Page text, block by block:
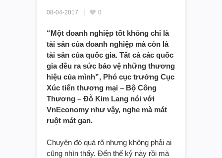
08-04-2017 0
“Một doanh nghiệp tốt không chỉ là
tài sản của doanh nghiệp mà còn là
tài sản của quốc gia. Tất cả các quốc
gia đều ra sức bảo vệ những thương
hiệu của mình”, Phó cục trưởng Cục
Xúc tiến thương mại – Bộ Công
Thương – Đỗ Kim Lang nói với
VnEconomy như vậy, nghe mà mát
ruột mát gan.
Chuyện đó quá rõ nhưng không phải ai
cũng nhìn thấy. Đến thế kỷ này rồi mà